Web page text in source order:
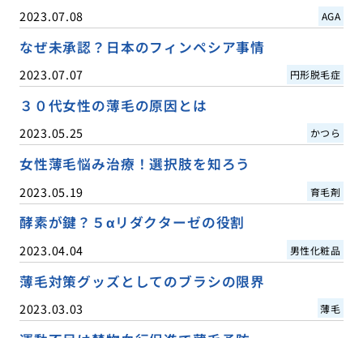
2023.07.08 AGA
なぜ未承認？日本のフィンペシア事情
2023.07.07 円形脱毛症
３０代女性の薄毛の原因とは
2023.05.25 かつら
女性薄毛悩み治療！選択肢を知ろう
2023.05.19 育毛剤
酵素が鍵？５αリダクターゼの役割
2023.04.04 男性化粧品
薄毛対策グッズとしてのブラシの限界
2023.03.03 薄毛